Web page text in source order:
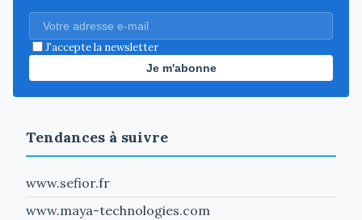
J'accepte la newsletter
Je m'abonne
Tendances à suivre
www.sefior.fr
www.maya-technologies.com